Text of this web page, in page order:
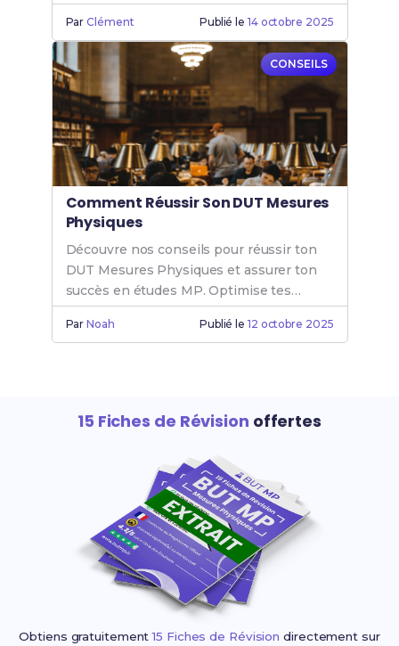
Mesure Physique et booster ta carrière.
ParClément Publié le 14 octobre 2025
CONSEILS
Comment Réussir Son DUT Mesures
Physiques
Découvre nos conseils pour réussir ton
DUT Mesures Physiques et assurer ton
succès en études MP. Optimise tes
chances de réussite en Mesure Physique
dès maintenant.
ParNoah Publié le 12 octobre 2025
15 Fiches de Révision offertes
Obtiens gratuitement15 Fiches de Révision directement sur